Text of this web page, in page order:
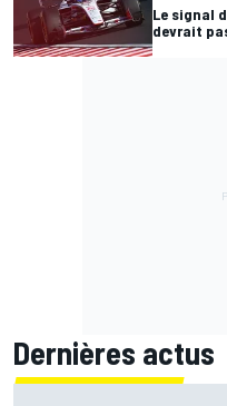
Le signal
devrait
Dernières actus